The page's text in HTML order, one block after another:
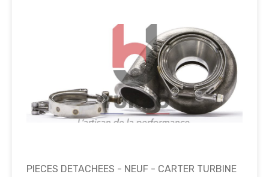
PIECES DETACHEES - NEUF - CARTER TURBINE